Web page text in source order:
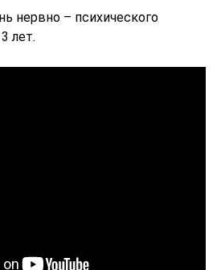
нервно – психического
лет.